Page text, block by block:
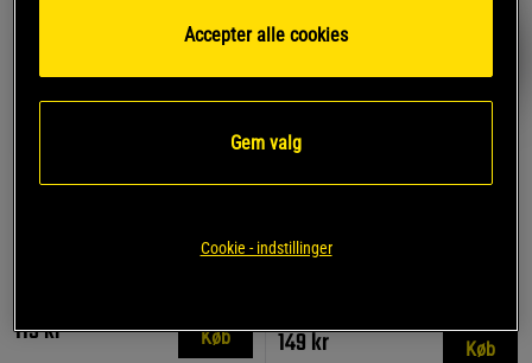
Kreatin monohydrat 500 g
119 kr Køb 149 kr Køb
Accepter alle cookies
Gem valg
Cookie - indstillinger